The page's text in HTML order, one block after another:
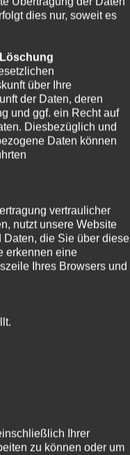
dies nur, soweit es
über Ihre
der Daten, deren
und ggf. ein Recht auf
Diesbezüglich und
Daten können
vertraulicher
nutzt unsere Website
die Sie über diese
erkennen eine
Ihres Browsers und
Ihrer
zu können oder um